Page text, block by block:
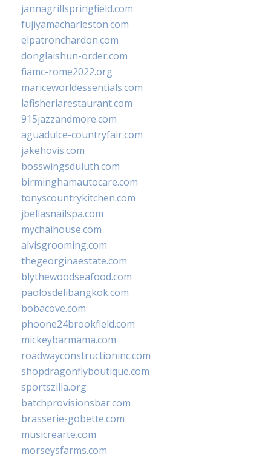
jannagrillspringfield.com
fujiyamacharleston.com
elpatronchardon.com
donglaishun-order.com
fiamc-rome2022.org
mariceworldessentials.com
lafisheriarestaurant.com
915jazzandmore.com
aguadulce-countryfair.com
jakehovis.com
bosswingsduluth.com
birminghamautocare.com
tonyscountrykitchen.com
jbellasnailspa.com
mychaihouse.com
alvisgrooming.com
thegeorginaestate.com
blythewoodseafood.com
paolosdelibangkok.com
bobacove.com
phoone24brookfield.com
mickeybarmama.com
roadwayconstructioninc.com
shopdragonflyboutique.com
sportszilla.org
batchprovisionsbar.com
brasserie-gobette.com
musicrearte.com
morseysfarms.com